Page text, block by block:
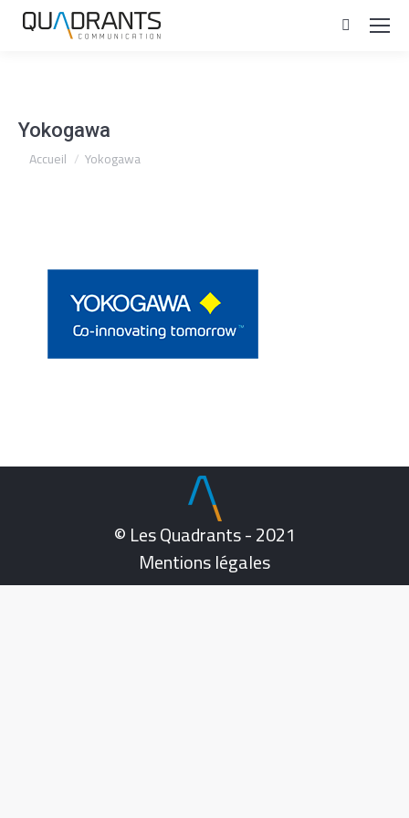
Yokogawa
Vous êtes ici :
Accueil Yokogawa
© Les Quadrants - 2021
Mentions légales